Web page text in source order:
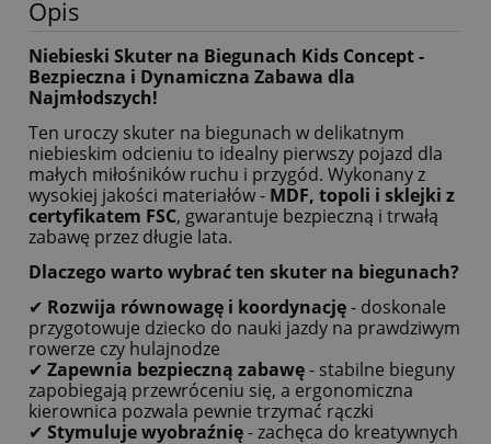
Opis
Niebieski Skuter na Biegunach Kids Concept -
Bezpieczna i Dynamiczna Zabawa dla
Najmłodszych!
Ten uroczy skuter na biegunach w delikatnym
niebieskim odcieniu to idealny pierwszy pojazd dla
małych miłośników ruchu i przygód. Wykonany z
wysokiej jakości materiałów - MDF, topoli i sklejki z
certyfikatem FSC, gwarantuje bezpieczną i trwałą
zabawę przez długie lata.
Dlaczego warto wybrać ten skuter na biegunach?
✔ Rozwija równowagę i koordynację- doskonale
przygotowuje dziecko do nauki jazdy na prawdziwym
rowerze czy hulajnodze
✔ Zapewnia bezpieczną zabawę- stabilne bieguny
zapobiegają przewróceniu się, a ergonomiczna
kierownica pozwala pewnie trzymać rączki
✔ Stymuluje wyobraźnię- zachęca do kreatywnych